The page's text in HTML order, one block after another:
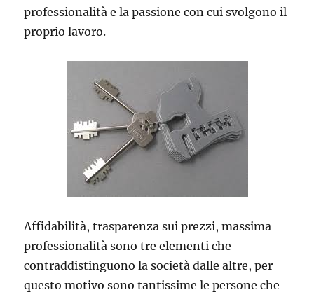
professionalità e la passione con cui svolgono il
proprio lavoro.
Affidabilità, trasparenza sui prezzi, massima
professionalità sono tre elementi che
contraddistinguono la società dalle altre, per
questo motivo sono tantissime le persone che